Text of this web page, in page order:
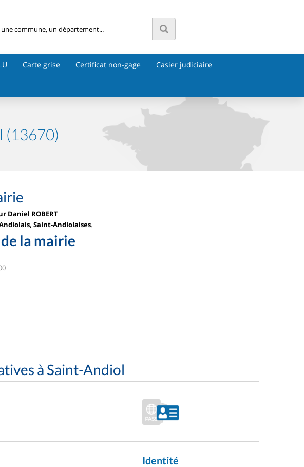
Carte grise Certificat non-gage Casier judiciaire
(13670)
Daniel ROBERT
Saint-Andiolaises.
la mairie
à Saint-Andiol
Identité